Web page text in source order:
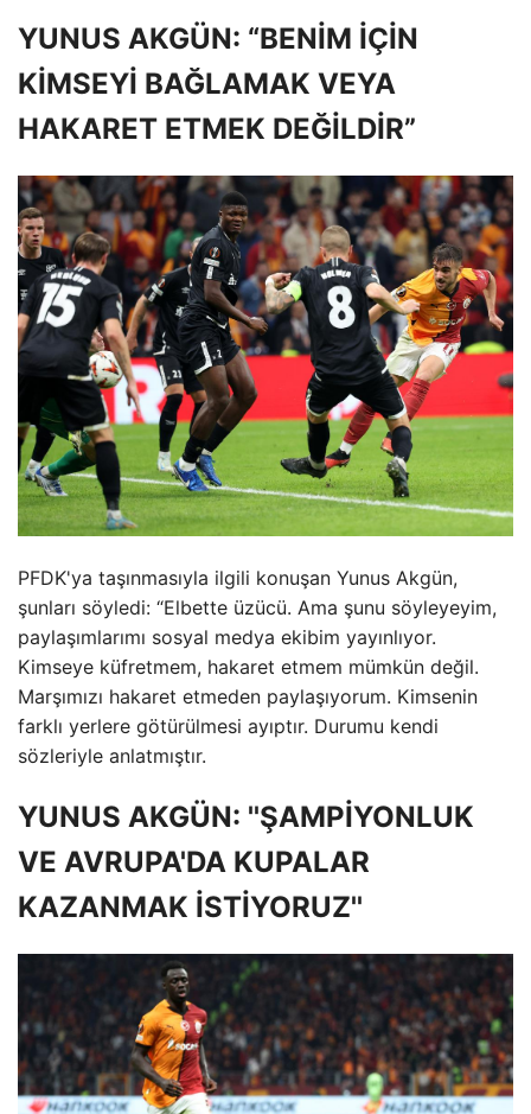
YUNUS AKGÜN: “BENİM İÇİN
KİMSEYİ BAĞLAMAK VEYA
HAKARET ETMEK DEĞİLDİR”
PFDK'ya taşınmasıyla ilgili konuşan Yunus Akgün,
şunları söyledi: “Elbette üzücü. Ama şunu söyleyeyim,
paylaşımlarımı sosyal medya ekibim yayınlıyor.
Kimseye küfretmem, hakaret etmem mümkün değil.
Marşımızı hakaret etmeden paylaşıyorum. Kimsenin
farklı yerlere götürülmesi ayıptır. Durumu kendi
sözleriyle anlatmıştır.
YUNUS AKGÜN: ''ŞAMPİYONLUK
VE AVRUPA'DA KUPALAR
KAZANMAK İSTİYORUZ''